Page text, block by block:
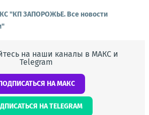
"КП ЗАПОРОЖЬЕ. Все новости
на наши каналы в МАКС и
Telegram
НА МАКС
НА TELEGRAM